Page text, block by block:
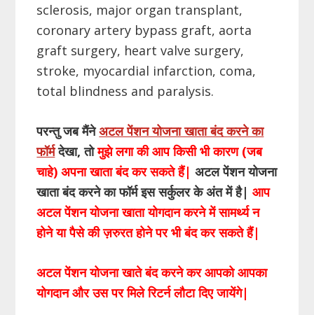
sclerosis, major organ transplant,
coronary artery bypass graft, aorta
graft surgery, heart valve surgery,
stroke, myocardial infarction, coma,
total blindness and paralysis.
परन्तु जब मैंनेअटल पेंशन योजना खाता बंद करने का
फॉर्मदेखा, तोमुझे लगा की आप किसी भी कारण (जब
चाहे) अपना खाता बंद कर सकते हैं| अटल पेंशन योजना
खाता बंद करने का फॉर्म इस सर्कुलर के अंत में है| आप
अटल पेंशन योजना खाता योगदान करने में सामर्थ्य न
होने या पैसे की ज़रुरत होने पर भी बंद कर सकते हैं|
अटल पेंशन योजना खाते बंद करने कर आपको आपका
योगदान और उस पर मिले रिटर्न लौटा दिए जायेंगे|